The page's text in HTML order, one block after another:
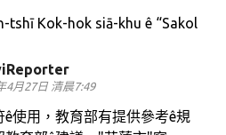
tshī Kok-hok siā-khu ê “Sakol
4月27日 清晨7:49
ê使用，教育部有提供參考ê規